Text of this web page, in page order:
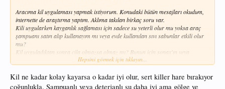
Aracıma kil uygulaması yapmak istiyorum. Konudaki bütün mesajları okudum,
internette de araştırma yaptım. Aklıma takılan birkaç soru var.
Kili uygularken kayganlık sağlaması için sadece su yeterli olur mu yoksa araç
şampuanı satın alıp kullanayım mı veya evde kullanılan sıvı sabunlar etkili olur
mu?
Kil uyguladıktan sonra cila olmazsa olmaz mı? Bunun için sonax'ın veya
automix'in (fiyatları uygun diye bu markalara baktım) hızlı cilalarını kullansam
yeterli gelir mi?
Hepsini görmek için tıklayın...
Kil ne kadar kolay kayarsa o kadar iyi olur, sert killer hare bırakıyor
çoğunlukla. Şampuanlı veya deterjanlı su daha iyi ama gölge ve